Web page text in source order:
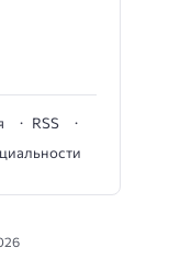
RSS